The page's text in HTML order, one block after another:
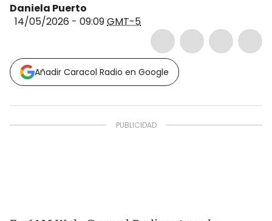
Daniela Puerto
14/05/2026 - 09:09GMT-5
Añadir Caracol Radio en Google